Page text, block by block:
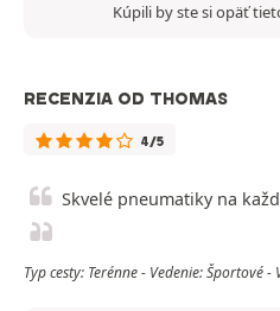
Kúpili by ste si opäť
RECENZIA OD THOMAS
4/5
Skvelé pneumatiky na
Typ cesty: Terénne - Vedenie: Športové